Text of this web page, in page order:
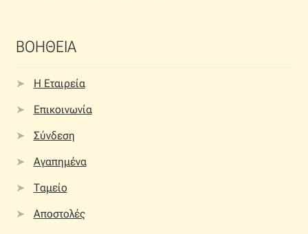
ΒΟΗΘΕΙΑ
Η Εταιρεία
Επικοινωνία
Σύνδεση
Αγαπημένα
Ταμείο
Αποστολές